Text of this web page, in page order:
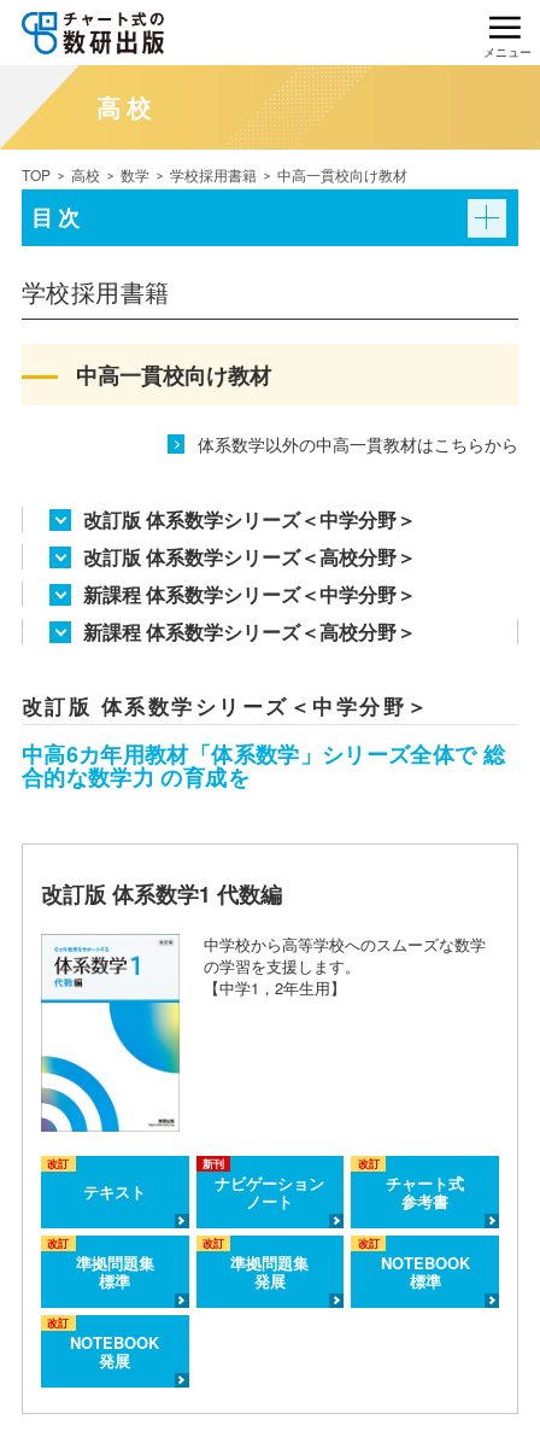
メニュー
高校
TOP 高校 数学 学校採用書籍 中高一貫校向け教材
学校採用書籍
中高一貫校向け教材
体系数学以外の中高一貫教材はこちらから
改訂版 体系数学シリーズ＜中学分野＞
改訂版 体系数学シリーズ＜高校分野＞
新課程 体系数学シリーズ＜中学分野＞
新課程 体系数学シリーズ＜高校分野＞
改訂版 体系数学シリーズ＜中学分野＞
中高6カ年用教材「体系数学」シリーズ全体で 総
合的な数学力 の育成を
改訂版 体系数学1 代数編
中学校から高等学校へのスムーズな数学
の学習を支援します。
【中学1，2年生用】
改訂
テキスト
新刊
ナビゲーション
ノート
改訂
チャート式
参考書
改訂
準拠問題集
標準
改訂
準拠問題集
発展
改訂
NOTEBOOK
標準
改訂
NOTEBOOK
発展
目次